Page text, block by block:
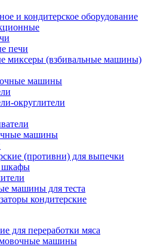
и кондитерское оборудование
печи
миксеры (взбивальные машины)
машины
округлители
машины
(противни) для выпечки
шкафы
машины для теста
кондитерские
для переработки мяса
машины